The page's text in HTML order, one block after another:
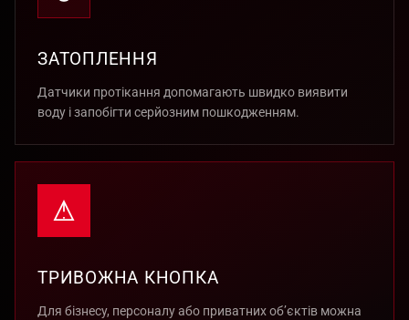
ЗАТОПЛЕННЯ
Датчики протікання допомагають швидко виявити
воду і запобігти серйозним пошкодженням.
ТРИВОЖНА КНОПКА
Для бізнесу, персоналу або приватних об’єктів можна